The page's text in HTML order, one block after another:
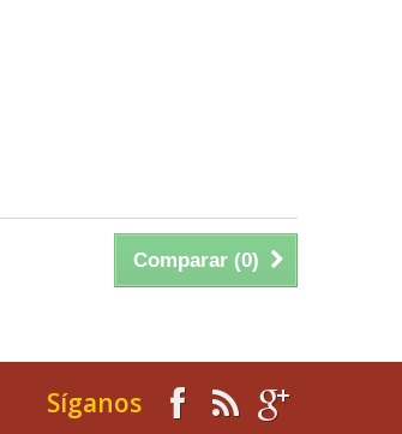
Comparar (0)
Síganos